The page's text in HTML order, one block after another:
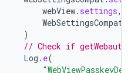
webView. settings,
WebSettingsCompat
)
// Check if
Log . e(